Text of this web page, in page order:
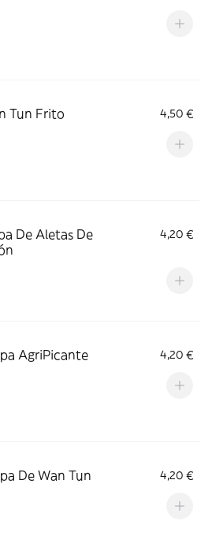
Tun Frito 4,50 €
De Aletas De
4,20 €
AgriPicante 4,20 €
De Wan Tun 4,20 €